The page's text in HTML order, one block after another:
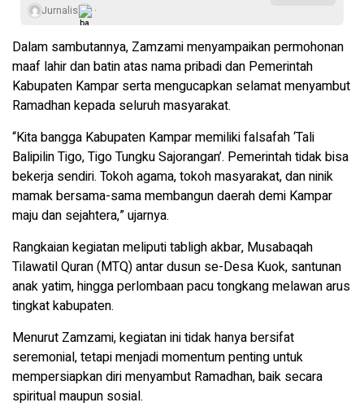
Jurnalis
Dalam sambutannya, Zamzami menyampaikan permohonan
maaf lahir dan batin atas nama pribadi dan Pemerintah
Kabupaten Kampar serta mengucapkan selamat menyambut
Ramadhan kepada seluruh masyarakat.
“Kita bangga Kabupaten Kampar memiliki falsafah ‘Tali
Balipilin Tigo, Tigo Tungku Sajorangan’. Pemerintah tidak bisa
bekerja sendiri. Tokoh agama, tokoh masyarakat, dan ninik
mamak bersama-sama membangun daerah demi Kampar
maju dan sejahtera,” ujarnya.
Rangkaian kegiatan meliputi tabligh akbar, Musabaqah
Tilawatil Quran (MTQ) antar dusun se-Desa Kuok, santunan
anak yatim, hingga perlombaan pacu tongkang melawan arus
tingkat kabupaten.
Menurut Zamzami, kegiatan ini tidak hanya bersifat
seremonial, tetapi menjadi momentum penting untuk
mempersiapkan diri menyambut Ramadhan, baik secara
spiritual maupun sosial.